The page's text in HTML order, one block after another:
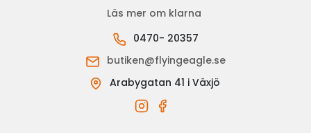
Läs mer om klarna
0470- 20357
butiken@flyingeagle.se
Arabygatan 41 i Växjö